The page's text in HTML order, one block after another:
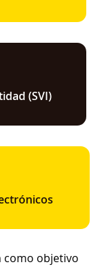
(SVI)
como objetivo